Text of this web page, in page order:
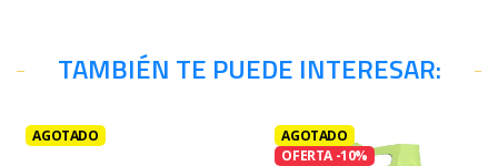
TAMBIÉN TE PUEDE INTERESAR:
AGOTADO
AGOTADO
OFERTA -10%